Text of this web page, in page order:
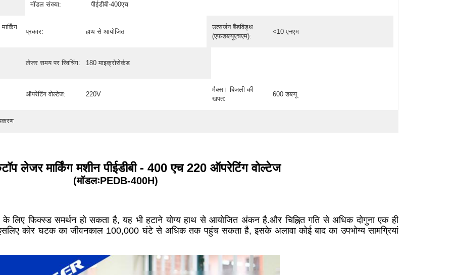
मॉडल संख्या: पीईडीबी-400एच
प्रकार: हाथ से आयोजित
उत्सर्जन बैंडविड्थ
(एफडब्ल्यूएचएम):
<10 एनएम
लेजर समय पर स्विचिंग: 180 माइक्रोसेकंड
ऑपरेटिंग वोल्टेज: 220V
मैक्स। बिजली की
खपत:
600 डब्ल्यू
लेजर मार्किंग मशीन पीईडीबी - 400 एच 220 ऑपरेटिंग वोल्टेज
(मॉडलःPEDB-400H)
लिए फिक्स्ड समर्थन हो सकता है, यह भी हटाने योग्य हाथ से आयोजित अंकन है.और चिह्नित गति से अधिक दोगुना एक ही
कोर घटक का जीवनकाल 100,000 घंटे से अधिक तक पहुंच सकता है, इसके अलावा कोई बाद का उपभोग्य सामग्रियां